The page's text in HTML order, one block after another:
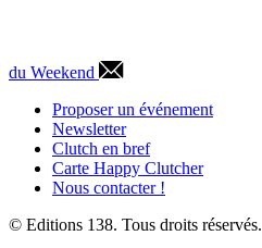
du Weekend
Proposer un événement
Newsletter
Clutch en bref
Carte Happy Clutcher
Nous contacter !
© Editions 138. Tous droits réservés.